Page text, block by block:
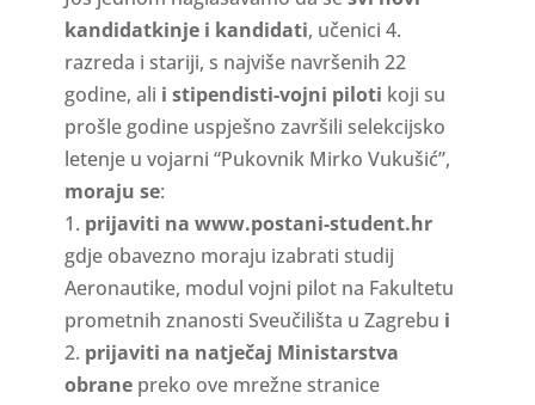
kandidatkinje i kandidati, učenici 4.
razreda i stariji, s najviše navršenih 22
godine, ali i stipendisti-vojni piloti koji su
prošle godine uspješno završili selekcijsko
letenje u vojarni “Pukovnik Mirko Vukušić”,
moraju se:
1. prijaviti na www.postani-student.hr
gdje obavezno moraju izabrati studij
Aeronautike, modul vojni pilot na Fakultetu
prometnih znanosti Sveučilišta u Zagrebu i
2. prijaviti na natječaj Ministarstva
obranepreko ove mrežne stranice